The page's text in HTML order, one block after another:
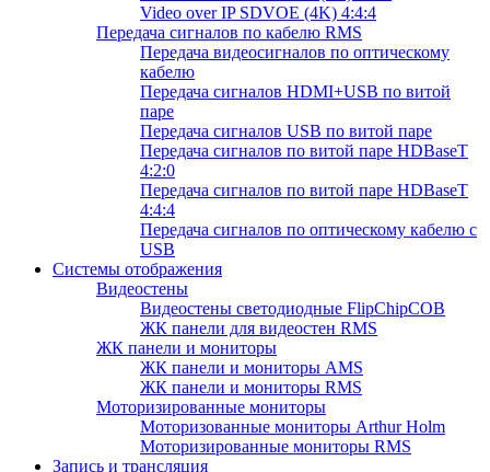
Video over IP SDVOE (4K) 4:4:4
Передача сигналов по кабелю RMS
Передача видеосигналов по оптическому
кабелю
Передача сигналов HDMI+USB по витой
паре
Передача сигналов USB по витой паре
Передача сигналов по витой паре HDBaseT
4:2:0
Передача сигналов по витой паре HDBaseT
4:4:4
Передача сигналов по оптическому кабелю с
USB
Системы отображения
Видеостены
Видеостены светодиодные FlipChipCOB
ЖК панели для видеостен RMS
ЖК панели и мониторы
ЖК панели и мониторы AMS
ЖК панели и мониторы RMS
Моторизированные мониторы
Моторизованные мониторы Arthur Holm
Моторизированные мониторы RMS
Запись и трансляция